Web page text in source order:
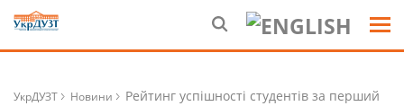
УкрДУЗТ Новини
Рейтинг успішності студентів за перший